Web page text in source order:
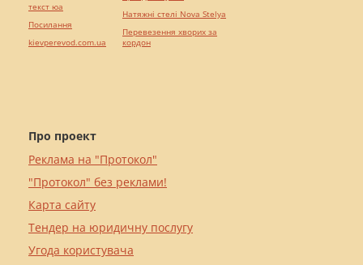
Про проект
Реклама на "Протокол"
"Протокол" без реклами!
Карта сайту
Тендер на юридичну послугу
Угода користувача
текст юа
Посилання
kievperevod.com.ua
Натяжні стелі Nova Stelya
Перевезення хворих за
кордон